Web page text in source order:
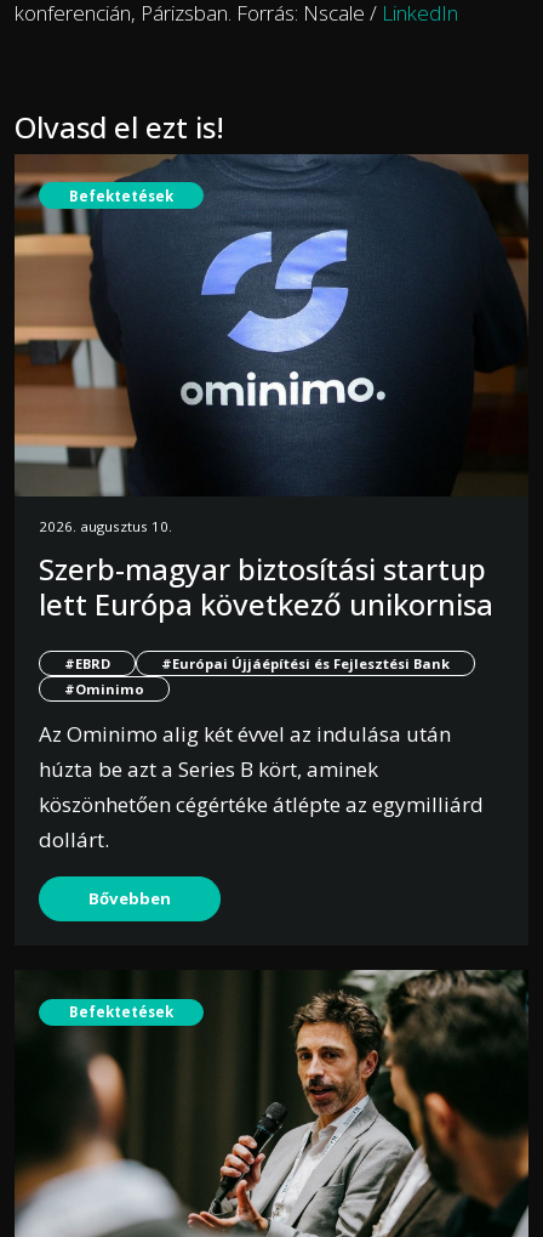
konferencián, Párizsban. Forrás: Nscale / LinkedIn
Olvasd el ezt is!
Befektetések
2026. augusztus 10.
Szerb-magyar biztosítási startup
lett Európa következő unikornisa
#EBRD
#Európai Újjáépítési és Fejlesztési Bank
#Ominimo
Az Ominimo alig két évvel az indulása után
húzta be azt a Series B kört, aminek
köszönhetően cégértéke átlépte az egymilliárd
dollárt.
Bővebben
Befektetések